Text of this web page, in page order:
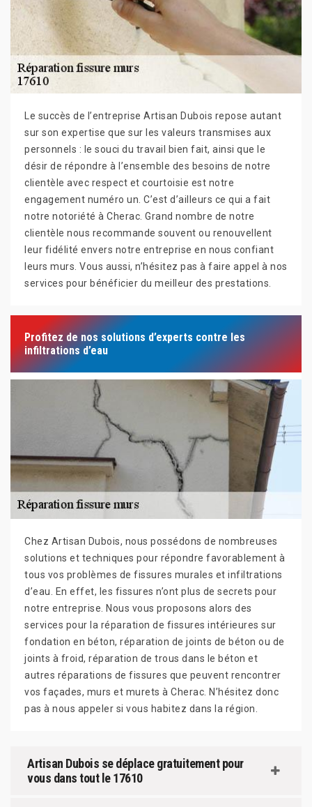
Le succès de l’entreprise Artisan Dubois repose autant
sur son expertise que sur les valeurs transmises aux
personnels : le souci du travail bien fait, ainsi que le
désir de répondre à l’ensemble des besoins de notre
clientèle avec respect et courtoisie est notre
engagement numéro un. C’est d’ailleurs ce qui a fait
notre notoriété à Cherac. Grand nombre de notre
clientèle nous recommande souvent ou renouvellent
leur fidélité envers notre entreprise en nous confiant
leurs murs. Vous aussi, n’hésitez pas à faire appel à nos
services pour bénéficier du meilleur des prestations.
Profitez de nos solutions d’experts contre les
infiltrations d’eau
Chez Artisan Dubois, nous possédons de nombreuses
solutions et techniques pour répondre favorablement à
tous vos problèmes de fissures murales et infiltrations
d’eau. En effet, les fissures n’ont plus de secrets pour
notre entreprise. Nous vous proposons alors des
services pour la réparation de fissures intérieures sur
fondation en béton, réparation de joints de béton ou de
joints à froid, réparation de trous dans le béton et
autres réparations de fissures que peuvent rencontrer
vos façades, murs et murets à Cherac. N’hésitez donc
pas à nous appeler si vous habitez dans la région.
Artisan Dubois se déplace gratuitement pour
vous dans tout le 17610